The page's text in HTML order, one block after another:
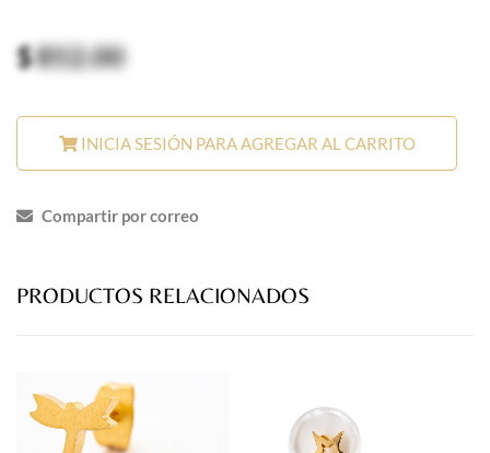
$852.00
INICIA SESIÓN PARA AGREGAR AL CARRITO
Compartir por correo
PRODUCTOS RELACIONADOS